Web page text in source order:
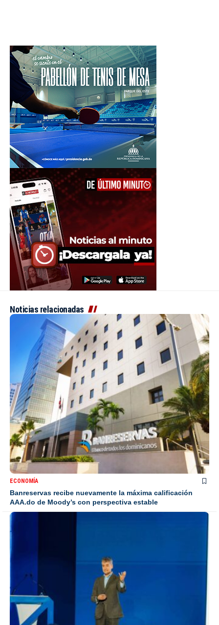
Noticias relacionadas
ECONOMÍA
Banreservas recibe nuevamente la máxima calificación
AAA.do de Moody’s con perspectiva estable